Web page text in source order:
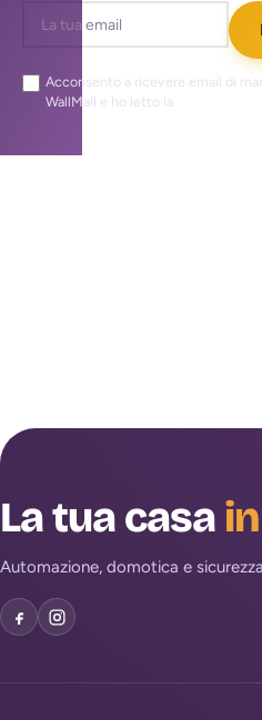
Acconsento a ricevere email di
WallMall e ho letto la
La tua casa
Automazione, domotica e